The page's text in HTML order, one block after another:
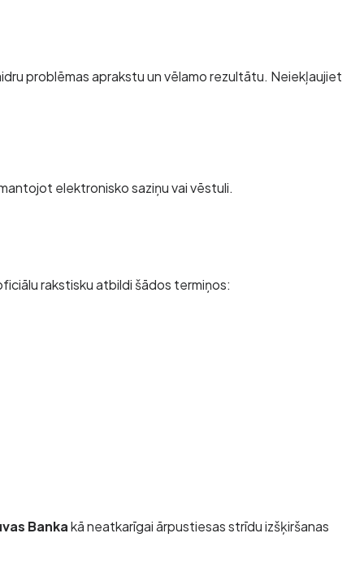
problēmas aprakstu un vēlamo rezultātu. Neiekļaujiet
elektronisko saziņu vai vēstuli.
rakstisku atbildi šādos termiņos:
Bankakā neatkarīgai ārpustiesas strīdu izšķiršanas